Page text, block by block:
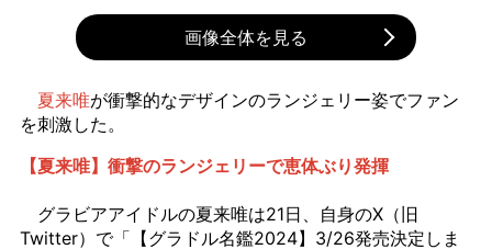
画像全体を見る
夏来唯が衝撃的なデザインのランジェリー姿でファン
を刺激した。
【夏来唯】衝撃のランジェリーで恵体ぶり発揮
グラビアアイドルの夏来唯は21日、自身のX（旧
Twitter）で「【グラドル名鑑2024】3/26発売決定しま